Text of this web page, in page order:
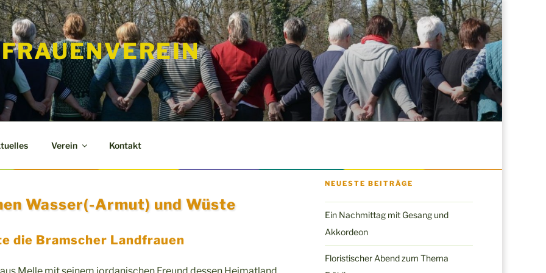
Verein Kontakt
Wasser(-Armut) und Wüste
die Bramscher Landfrauen
NEUESTE BEITRÄGE
Ein Nachmittag mit Gesang und
Akkordeon
Floristischer Abend zum Thema